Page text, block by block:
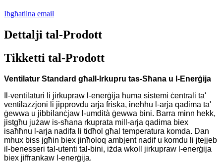
Ibgħatilna email
Dettalji tal-Prodott
Tikketti tal-Prodott
Ventilatur Standard għall-Irkupru tas-Sħana u l-Enerġija
Il-ventilaturi li jirkupraw l-enerġija huma sistemi ċentrali ta'
ventilazzjoni li jipprovdu arja friska, ineħħu l-arja qadima ta'
ġewwa u jibbilanċjaw l-umdità ġewwa bini. Barra minn hekk,
jistgħu jużaw is-sħana rkuprata mill-arja qadima biex
isaħħnu l-arja nadifa li tidħol għal temperatura komda. Dan
mhux biss jgħin biex jinħoloq ambjent nadif u komdu li jtejjeb
il-benesseri tal-utenti tal-bini, iżda wkoll jirkupraw l-enerġija
biex jiffrankaw l-enerġija.